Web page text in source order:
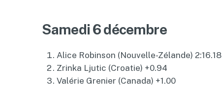
Samedi 6 décembre
Alice Robinson (Nouvelle-Zélande) 2:16.18
Zrinka Ljutic (Croatie) +0.94
Valérie Grenier (Canada) +1.00